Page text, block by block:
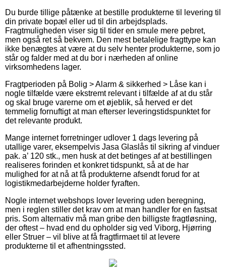
Du burde tillige påtænke at bestille produkterne til levering til
din private bopæl eller ud til din arbejdsplads.
Fragtmuligheden viser sig til tider en smule mere pebret,
men også ret så bekvem. Den mest betalelige fragttype kan
ikke benægtes at være at du selv henter produkterne, som jo
står og falder med at du bor i nærheden af online
virksomhedens lager.
Fragtperioden på Bolig > Alarm & sikkerhed > Låse kan i
nogle tilfælde være ekstremt relevant i tilfælde af at du står
og skal bruge varerne om et øjeblik, så herved er det
temmelig fornuftigt at man efterser leveringstidspunktet for
det relevante produkt.
Mange internet forretninger udlover 1 dags levering på
utallige varer, eksempelvis Jasa Glaslås til sikring af vinduer
pak. a’ 120 stk., men husk at det betinges af at bestillingen
realiseres forinden et konkret tidspunkt, så at de har
mulighed for at nå at få produkterne afsendt forud for at
logistikmedarbejderne holder fyraften.
Nogle internet webshops lover levering uden beregning,
men i reglen stiller det krav om at man handler for en fastsat
pris. Som alternativ må man gribe den billigste fragtløsning,
der oftest – hvad end du opholder sig ved Viborg, Hjørring
eller Struer – vil blive at få fragtfirmaet til at levere
produkterne til et afhentningssted.